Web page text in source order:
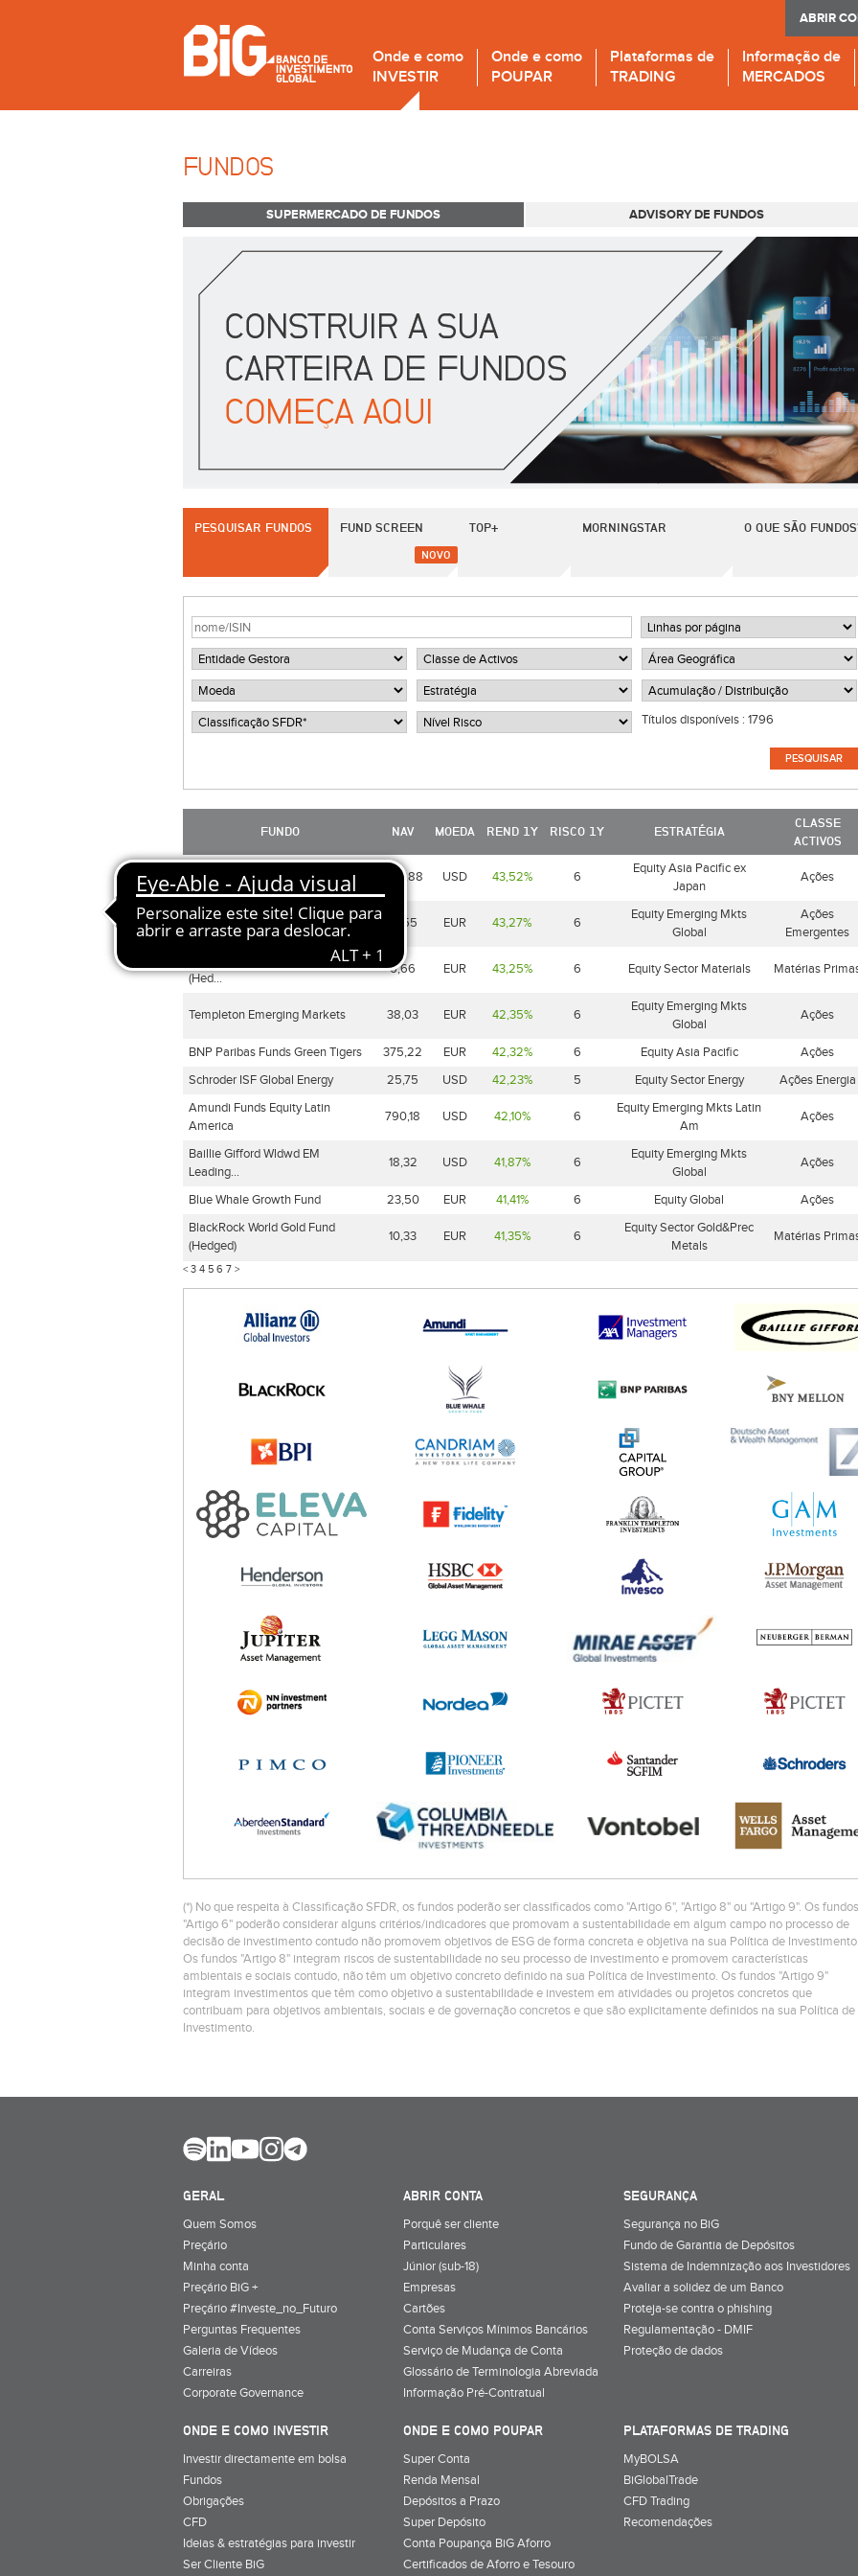
ABRIR
Onde e como
INVESTIR
Onde e como
POUPAR
Plataformas de
TRADING
Informação de
MERCADOS
FUNDOS
SUPERMERCADO DE FUNDOS ADVISORY DE FUNDOS
PESQUISAR FUNDOS FUND SCREEN
NOVO
TOP+ MORNINGSTAR O QUE SÃO
Títulos disponíveis : 1796
FUNDO NAV MOEDA REND 1Y RISCO 1Y ESTRATÉGIA
CLASSE
ACTIVOS
GS - Asia Equity Income 1915,88 USD 43,52% 6
Equity Asia Pacific ex
Japan
Ações
JPMorgan Emerging Markets
Equity
21,55 EUR 43,27% 6
Equity Emerging Mkts
Global
Ações
Emergentes
BlackRock World Mining Fund
(Hed...
6,66 EUR 43,25% 6 Equity Sector Materials Matérias
Templeton Emerging Markets 38,03 EUR 42,35% 6
Equity Emerging Mkts
Global
Ações
BNP Paribas Funds Green Tigers 375,22 EUR 42,32% 6 Equity Asia Pacific
Ações
Schroder ISF Global Energy
25,75 USD 42,23% 5 Equity Sector Energy
Ações Energia
Amundi Funds Equity Latin
America
790,18 USD 42,10% 6
Equity Emerging Mkts Latin
Am
Ações
Baillie Gifford Wldwd EM
Leading...
18,32 USD 41,87% 6
Equity Emerging Mkts
Global
Ações
Blue Whale Growth Fund 23,50 EUR 41,41% 6 Equity Global
Ações
BlackRock World Gold Fund
(Hedged)
10,33 EUR 41,35% 6
Equity Sector Gold&Prec
Metals
Matérias
< 3 4 5 6 7 >
(*) No que respeita à Classificação SFDR, os fundos poderão ser classificados como "Artigo 6", "Artigo 8" ou "Artigo 9". Os fundos
"Artigo 6" poderão considerar alguns critérios/indicadores que promovam a sustentabilidade em algum campo no processo de
decisão de investimento contudo não promovem objetivos de ESG de forma concreta e objetiva na sua Política de
Os fundos "Artigo 8" integram riscos de sustentabilidade no seu processo de investimento e promovem características
ambientais e sociais contudo, não têm um objetivo concreto definido na sua Política de Investimento. Os fundos "Artigo 9"
integram investimentos que têm como objetivo a sustentabilidade e investem em atividades ou projetos concretos que
contribuam para objetivos ambientais, sociais e de governação concretos e que são explicitamente definidos na sua Política de
Investimento.
GERAL
Quem Somos
Preçário
Minha conta
Preçário BiG +
Preçário #Investe_no_Futuro
Perguntas Frequentes
Galeria de Vídeos
Carreiras
Corporate Governance
ABRIR CONTA
Porquê ser cliente
Particulares
Júnior (sub-18)
Empresas
Cartões
Conta Serviços Mínimos Bancários
Serviço de Mudança de Conta
Glossário de Terminologia Abreviada
Informação Pré-Contratual
SEGURANÇA
Segurança no BiG
Fundo de Garantia de Depósitos
Sistema de Indemnização aos Investidores
Avaliar a solidez de um Banco
Proteja-se contra o phishing
Regulamentação - DMIF
Proteção de dados
ONDE E COMO INVESTIR
Investir directamente em bolsa
Fundos
Obrigações
CFD
Ideias & estratégias para investir
Ser Cliente BiG
ONDE E COMO POUPAR
Super Conta
Renda Mensal
Depósitos a Prazo
Super Depósito
Conta Poupança BiG Aforro
Certificados de Aforro e Tesouro
PLATAFORMAS DE TRADING
MyBOLSA
BiGlobalTrade
CFD Trading
Recomendações